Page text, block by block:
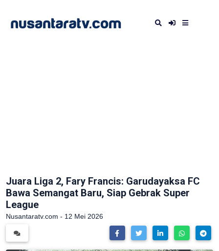
Juara Liga 2, Fary Francis: Garudayaksa FC
Bawa Semangat Baru, Siap Gebrak Super
League
Nusantaratv.com - 12 Mei 2026